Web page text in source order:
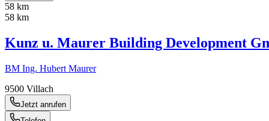
58 km
58 km
Kunz u. Maurer Building Development
BM Ing. Hubert Maurer
9500 Villach
Jetzt anrufen